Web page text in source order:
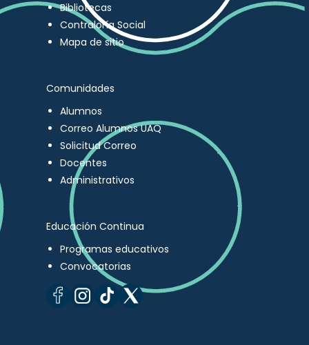
Bibliotecas
Contraloría Social
Mapa de sitio
Comunidades
Alumnos
Correo Alumnos UAQ
Solicitud Correo
Docentes
Administrativos
Educación Continua
Programas educativos
Convocatorias